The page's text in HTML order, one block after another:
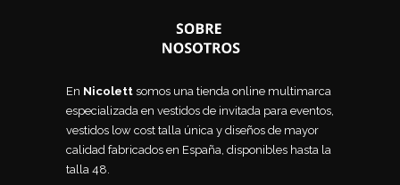
En Nicolett somos una tienda online multimarca
especializada en vestidos de invitada para eventos,
vestidos low cost talla única y diseños de mayor
calidad fabricados en España, disponibles hasta la
talla 48.